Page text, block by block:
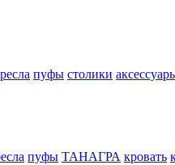
пуфы столики
пуфы ТАНАГРА кровать